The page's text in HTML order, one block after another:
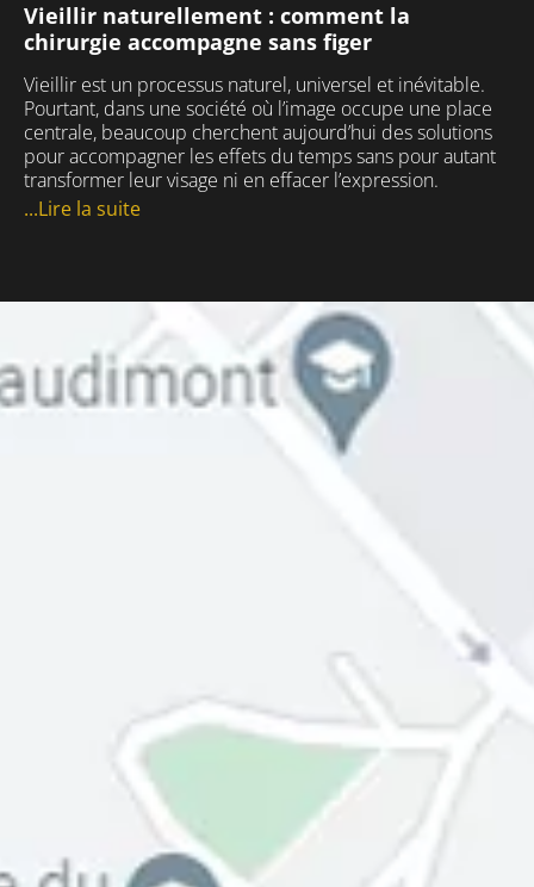
Vieillir naturellement : comment la
chirurgie accompagne sans figer
Vieillir est un processus naturel, universel et inévitable.
Pourtant, dans une société où l’image occupe une place
centrale, beaucoup cherchent aujourd’hui des solutions
pour accompagner les effets du temps sans pour autant
transformer leur visage ni en effacer l’expression.
...Lire la suite